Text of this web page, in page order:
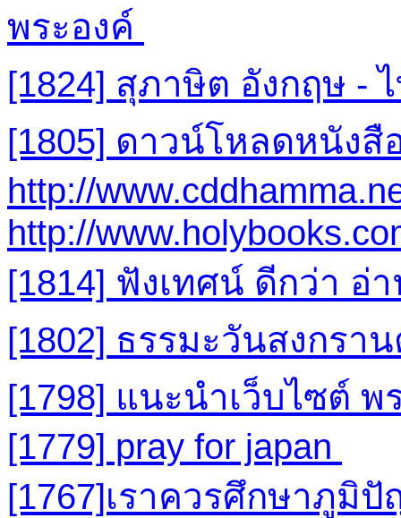
พระองค์
[1824] สุภาษิต อังกฤษ -
[1805] ดาวน์โหลดหนัง
http://
http://
[1814] ฟังเทศน์ ดีกว่า อ่
[1802] ธรรมะวันสงกรา
[1798] แนะนำเว็บไซต์
[1779] pray for japan
[1767]เราควรศึกษาภูมิ